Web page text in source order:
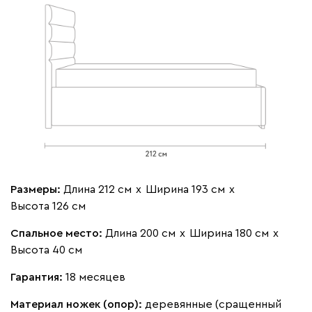
Жёлтый Песочный Розовый Светло-серый
Ланза 1893
Размеры: Длина 212 см х Ширина 193 см х
Высота 126 см
Спальное место: Длина 200 см х Ширина 180 см х
Высота 40 см
Гарантия: 18 месяцев
Материал ножек (опор): деревянные (сращенный